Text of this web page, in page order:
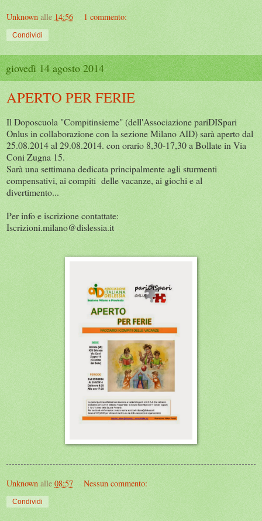
Unknown alle 14:56 1 commento:
Condividi
giovedì 14 agosto 2014
APERTO PER FERIE
Il Doposcuola "Compitinsieme" (dell'Associazione pariDISpari
Onlus in collaborazione con la sezione Milano AID) sarà aperto dal
25.08.2014 al 29.08.2014. con orario 8,30-17,30 a Bollate in Via
Coni Zugna 15.
Sarà una settimana dedicata principalmente agli sturmenti
compensativi, ai compiti delle vacanze, ai giochi e al
divertimento...
Per info e iscrizione contattate:
Iscrizioni.milano@dislessia.it
Unknown alle 08:57 Nessun commento:
Condividi